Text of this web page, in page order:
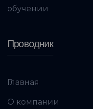
обучении
Проводник
Главная
О компании